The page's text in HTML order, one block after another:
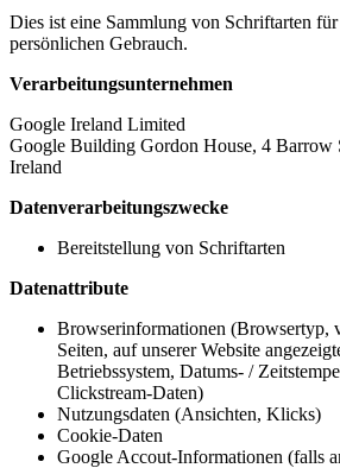
Dies ist eine Sammlung von Schriftarten
persönlichen Gebrauch.
Verarbeitungsunternehmen
Google Ireland Limited
Google Building Gordon House, 4
Ireland
Datenverarbeitungszwecke
Bereitstellung von Schriftarten
Datenattribute
Browserinformationen (Browsertyp,
Seiten, auf unserer Website
Betriebssystem, Datums- /
Clickstream-Daten)
Nutzungsdaten (Ansichten, Klicks)
Cookie-Daten
Google Accout-Informationen (falls